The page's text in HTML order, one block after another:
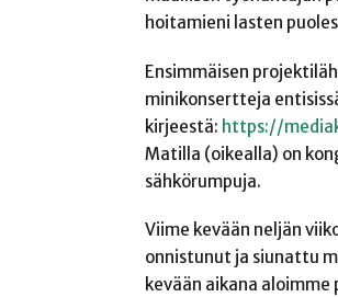
hoitamieni lasten
Ensimmäisen
minikonsertteja
kirjeestä: https://
Matilla (oikealla) on
sähkörumpuja.
Viime kevään neljän
onnistunut ja siunattu
kevään aikana